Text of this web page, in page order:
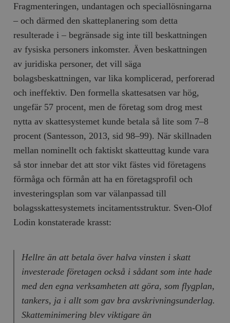
Fragmenteringen, undantagen och speciallösningarna
– och därmed den skatteplanering som detta
resulterade i – begränsade sig inte till beskattningen
av fysiska personers inkomster. Även beskattningen
av juridiska personer, det vill säga
bolagsbeskattningen, var lika komplicerad, perforerad
och ineffektiv. Den formella skattesatsen var hög,
ungefär 57 procent, men de företag som drog mest
nytta av skattesystemet kunde betala så lite som 7–8
procent (Santesson, 2013, sid 98–99). När skillnaden
mellan nominellt och faktiskt skatteuttag kunde vara
så stor innebar det att stor vikt fästes vid företagens
förmåga och förmån att ha en företagsprofil och
investeringsplan som var välanpassad till
bolagsskattesystemets incitamentsstruktur. Sven-Olof
Lodin konstaterade krasst:
Hellre än att betala över halva vinsten i skatt
investerade företagen också i sådant som inte hade
med den egna verksamheten att göra, som flygplan,
tankers, ja i allt som gav bra avskrivningsunderlag.
Skatteminimering blev viktigare än